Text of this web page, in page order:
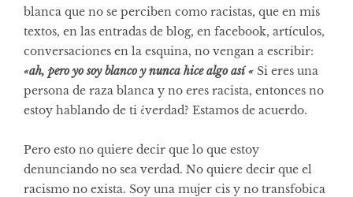
blanca que no se perciben como racistas, que en mis
textos, en las entradas de blog, en facebook, artículos,
conversaciones en la esquina, no vengan a escribir:
«ah, pero yo soy blanco y nunca hice algo así « Si eres una
persona de raza blanca y no eres racista, entonces no
estoy hablando de ti ¿verdad? Estamos de acuerdo.
Pero esto no quiere decir que lo que estoy
denunciando no sea verdad. No quiere decir que el
racismo no exista. Soy una mujer cis y no transfobica